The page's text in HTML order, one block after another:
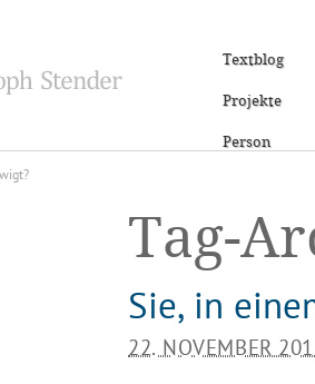
Textblog
Projekte
Person
Tag-
Sie, in
22. NOVEMBER